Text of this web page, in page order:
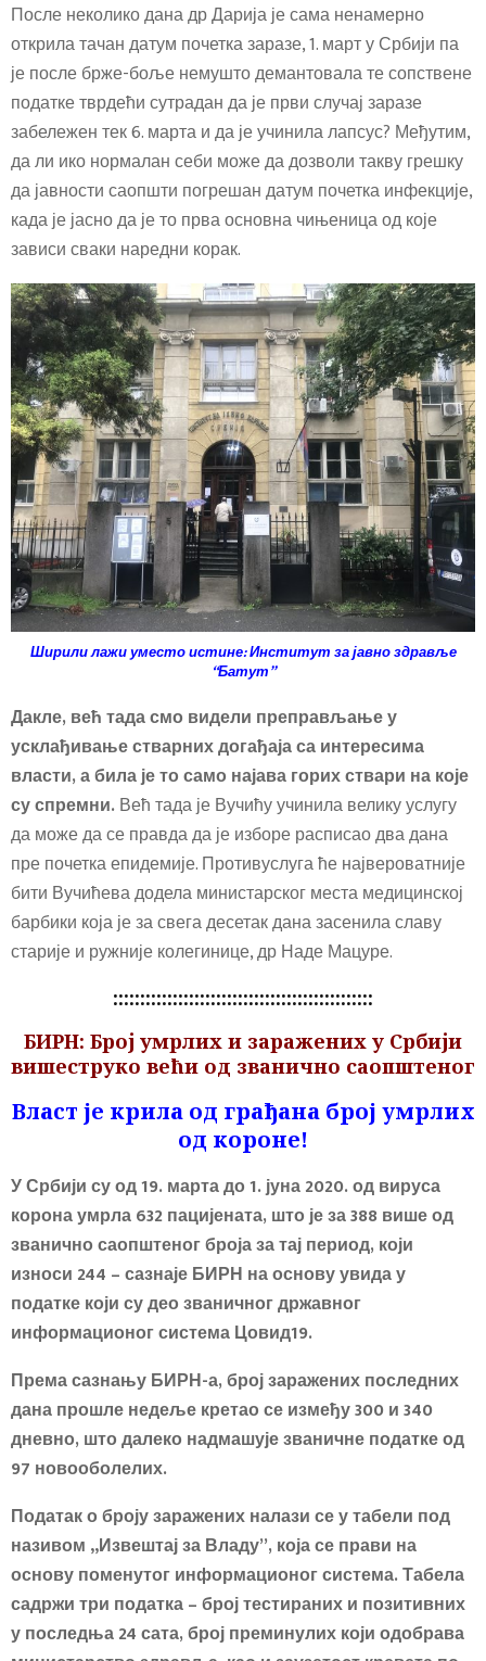
После неколико дана др Дарија је сама ненамерно
открила тачан датум почетка заразе, 1. март у Србији па
је после брже-боље немушто демантовала те сопствене
податке тврдећи сутрадан да је први случај заразе
забележен тек 6. марта и да је учинила лапсус? Међутим,
да ли ико нормалан себи може да дозволи такву грешку
да јавности саопшти погрешан датум почетка инфекције,
када је јасно да је то прва основна чињеница од које
зависи сваки наредни корак.
Ширили лажи уместо истине: Институт за јавно здравље
“Батут”
Дакле, већ тада смо видели преправљање у
усклађивање стварних догађаја са интересима
власти, а била је то само најава горих ствари на које
су спремни. Већ тада је Вучићу учинила велику услугу
да може да се правда да је изборе расписао два дана
пре почетка епидемије. Противуслуга ће највероватније
бити Вучићева додела министарског места медицинској
барбики која је за свега десетак дана засенила славу
старије и ружније колегинице, др Наде Мацуре.
::::::::::::::::::::::::::::::::::::::::::::::::
БИРН: Број умрлих и заражених у Србији
вишеструко већи од званично саопштеног
Власт је крила од грађана број умрлих
од короне!
У Србији су од 19. марта до 1. јуна 2020. од вируса
корона умрла 632 пацијената, што је за 388 више од
званично саопштеног броја за тај период, који
износи 244 – сазнаје БИРН на основу увида у
податке који су део званичног државног
информационог система Цовид19.
Према сазнању БИРН-а, број заражених последних
дана прошле недеље кретао се између 300 и 340
дневно, што далеко надмашује званичне податке од
97 новооболелих.
Податак о броју заражених налази се у табели под
називом „Извештај за Владу”, која се прави на
основу поменутог информационог система. Табела
садржи три податка – број тестираних и позитивних
у последња 24 сата, број преминулих који одобрава